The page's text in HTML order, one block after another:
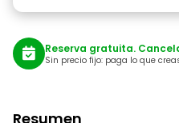
Reserva gratuita.
Sin precio fijo: paga lo que
Resumen